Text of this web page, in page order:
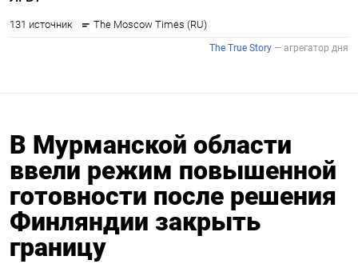
В Мурманской области
ввели режим повышенной
готовности после решения
Финляндии закрыть
границу